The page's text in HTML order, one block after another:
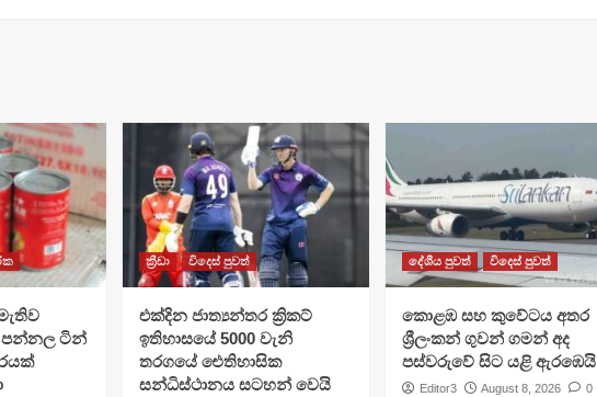
පන්නල ටින්
ක්‍රීඩා විදෙස් පුවත්
එක්දින ජාත්‍යන්තර ක්‍රිකට්
ඉතිහාසයේ 5000 වැනි
තරගයේ ඓතිහාසික
සන්ධිස්ථානය සටහන් වෙයි
දේශීය පුවත් විදෙස් පුවත්
​කොළඹ සහ කුවේටය අතර
ශ්‍රීලංකන් ගුවන් ගමන් අද
පස්වරුවේ සිට යළි ඇරඹෙයි
Editor3 August 8, 2026 0